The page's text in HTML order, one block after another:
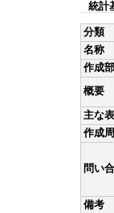
統計
分類
名称
作成
概要
主な
作成
問い
備考